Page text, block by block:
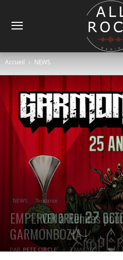
Accueil NEWS
NEWS Tendance
EMPEROR à Rennes
GARMONBOZIA !
PAR PETE CIRCLE 3 MAI 2023 0